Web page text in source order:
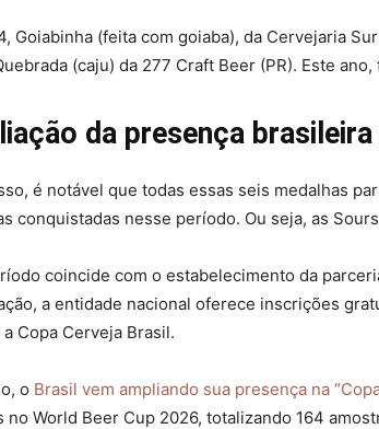
Goiabinha (feita com goiaba), da Cervejaria
(caju) da 277 Craft Beer (PR). Este
da presença
é notável que todas essas seis medalhas
conquistadas nesse período. Ou seja, as
coincide com o estabelecimento da
a entidade nacional oferece inscrições
Copa Cerveja Brasil.
o Brasil vem ampliando sua presença na
no World Beer Cup 2026, totalizando 164